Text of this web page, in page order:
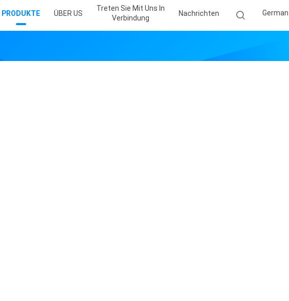
PRODUKTE ÜBER US
Treten Sie Mit Uns In
Verbindung
Nachrichten German